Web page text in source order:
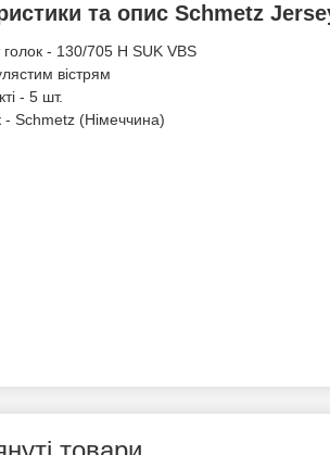
та опис Schmetz
- 130/705 H SUK VBS
вістрям
- 5 шт.
- Schmetz (Німеччина)